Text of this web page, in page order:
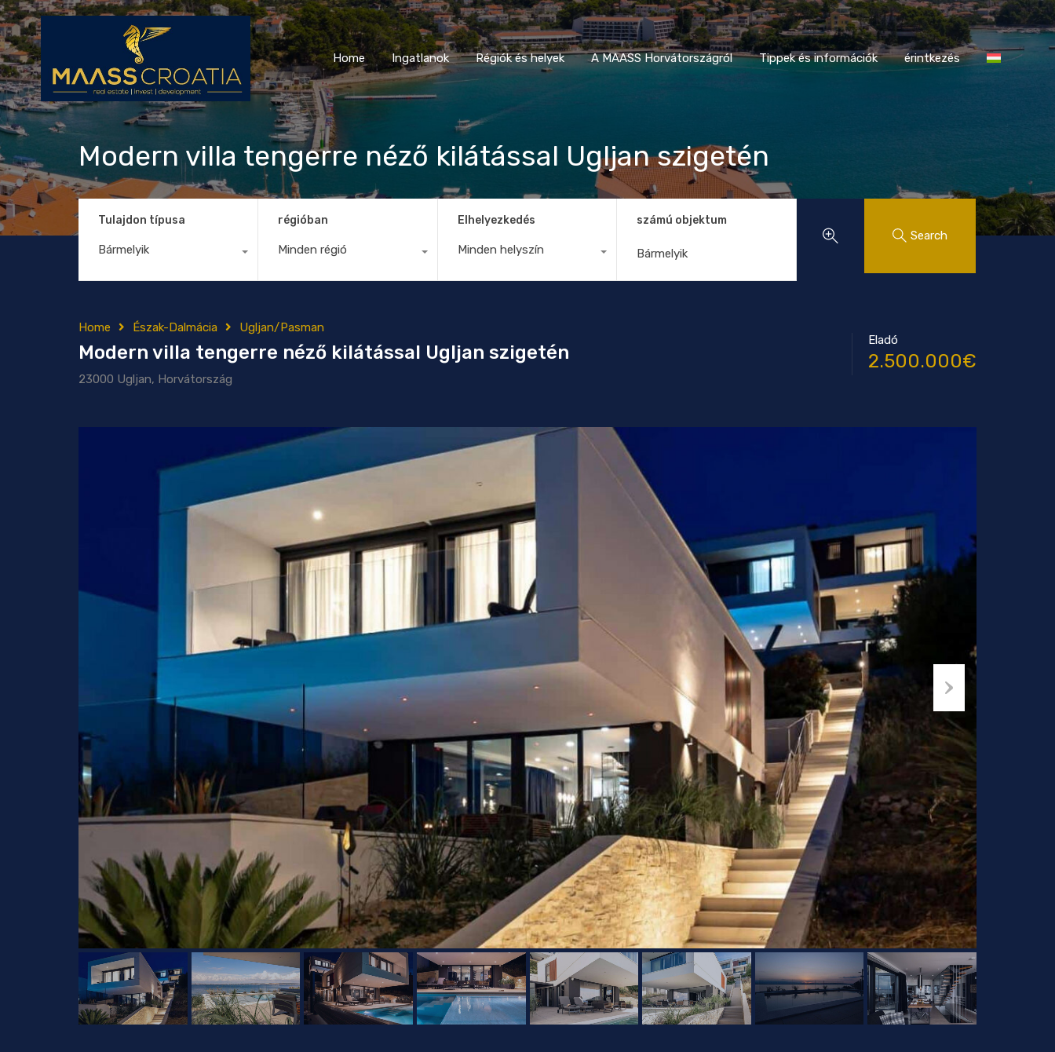
Home Ingatlanok Régiók és helyek A MAASS Horvátországról Tippek és információk érintkezés
Home Ingatlanok Régiók és helyek A MAASS Horvátországról Tippek és információk érintkezés
Modern villa tengerre néző kilátással Ugljan szigetén
Tulajdon típusa
Bármelyik
régióban
Minden régió
Elhelyezkedés
Minden helyszín
számú objektum
Search
Home Észak-Dalmácia Ugljan/Pasman
Modern villa tengerre néző kilátással Ugljan szigetén
23000 Ugljan, Horvátország
Eladó
2.500.000€